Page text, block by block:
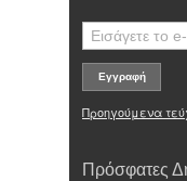
Προηγούμενα
Πρόσφατες